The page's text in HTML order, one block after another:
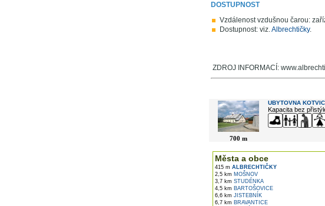
DOSTUPNOST
Vzdálenost vzdušnou čarou:
Dostupnost: viz.Albrechtičky.
ZDROJ INFORMACÍ:
700 m
UBYTOVNA
Kapacita bez
Města a obce
415 m ALBRECHTIČKY
2,5 km MOŠNOV
3,7 km STUDÉNKA
4,5 km BARTOŠOVICE
6,6 km JISTEBNÍK
6,7 km BRAVANTICE